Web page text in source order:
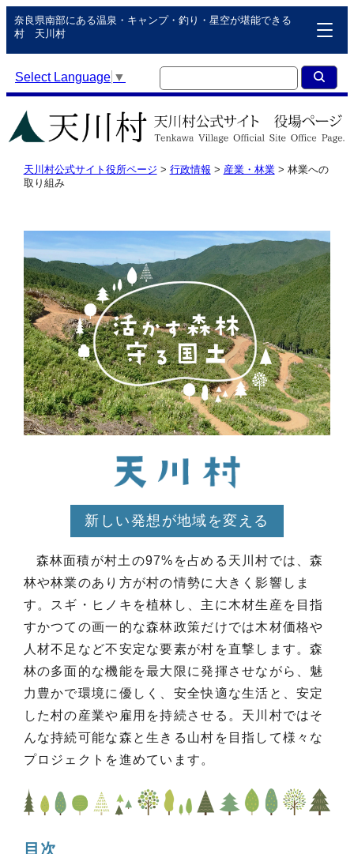
奈良県南部にある温泉・キャンプ・釣り・星空が堪能できる
村 天川村
Select Language ▼
天川村公式サイト役所ページ > 行政情報 > 産業・林業> 林業への
取り組み
新しい発想が地域を変える
森林面積が村土の97%を占める天川村では、森
林や林業のあり方が村の情勢に大きく影響しま
す。スギ・ヒノキを植林し、主に木材生産を目指
すかつての画一的な森林政策だけでは木材価格や
人材不足など不安定な要素が村を直撃します。森
林の多面的な機能を最大限に発揮させながら、魅
力豊かで環境に優しく、安全快適な生活と、安定
した村の産業や雇用を持続させる。天川村ではそ
んな持続可能な森と生きる山村を目指して様々な
プロジェクトを進めています。
目次